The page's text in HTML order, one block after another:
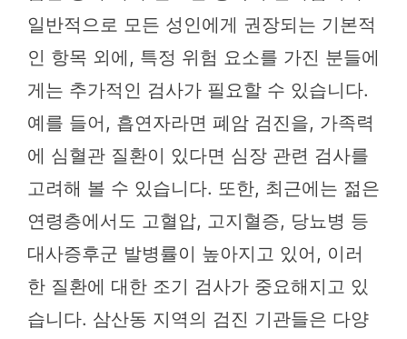
일반적으로 모든 성인에게 권장되는 기본적
인 항목 외에, 특정 위험 요소를 가진 분들에
게는 추가적인 검사가 필요할 수 있습니다.
예를 들어, 흡연자라면 폐암 검진을, 가족력
에 심혈관 질환이 있다면 심장 관련 검사를
고려해 볼 수 있습니다. 또한, 최근에는 젊은
연령층에서도 고혈압, 고지혈증, 당뇨병 등
대사증후군 발병률이 높아지고 있어, 이러
한 질환에 대한 조기 검사가 중요해지고 있
습니다. 삼산동 지역의 검진 기관들은 다양